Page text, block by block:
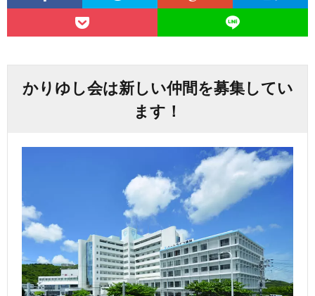
かりゆし会は新しい仲間を募集してい
ます！